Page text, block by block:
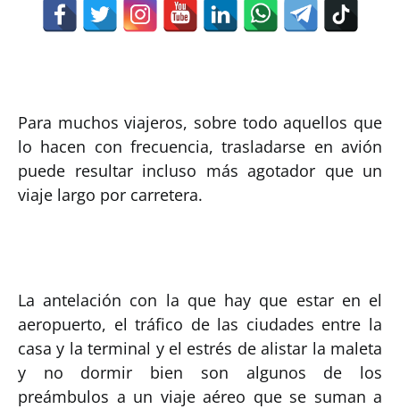
Para muchos viajeros, sobre todo aquellos que
lo hacen con frecuencia, trasladarse en avión
puede resultar incluso más agotador que un
viaje largo por carretera.
La antelación con la que hay que estar en el
aeropuerto, el tráfico de las ciudades entre la
casa y la terminal y el estrés de alistar la maleta
y no dormir bien son algunos de los
preámbulos a un viaje aéreo que se suman a